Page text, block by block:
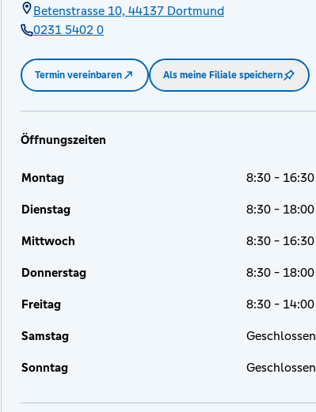
Betenstrasse 10, 44137 Dortmund
0231 5402 0
Termin vereinbaren Als meine Filiale speichern
Öffnungszeiten
Montag 8:30 - 16:30
Dienstag 8:30 - 18:00
Mittwoch 8:30 - 16:30
Donnerstag 8:30 - 18:00
Freitag 8:30 - 14:00
Samstag Geschlossen
Sonntag Geschlossen